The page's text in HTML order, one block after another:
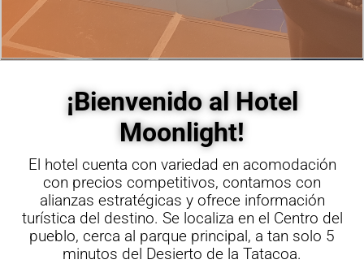
¡Bienvenido al Hotel
Moonlight!
El hotel cuenta con variedad en acomodación
con precios competitivos, contamos con
alianzas estratégicas y ofrece información
turística del destino. Se localiza en el Centro del
pueblo, cerca al parque principal, a tan solo 5
minutos del Desierto de la Tatacoa.